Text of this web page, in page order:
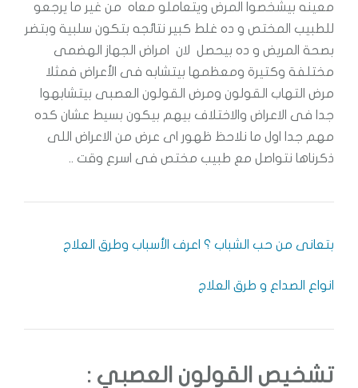
معينه بيشخصوا المرض ويتعاملو معاه من غير ما يرجعو
للطبيب المختص و ده غلط كبير نتائجه بتكون سلبية وبتضر
بصحة المريض و ده بيحصل لان امراض الجهاز الهضمى
مختلفة وكتيرة ومعظمها بيتشابه فى الأعراض فمثلا
مرض التهاب القولون ومرض القولون العصبى بيتشابهوا
جدا فى الاعراض والاختلاف بيهم بيكون بسيط عشان كده
مهم جدا اول ما نلاحظ ظهور اى عرض من الاعراض اللى
ذكرناها نتواصل مع طبيب مختص فى اسرع وقت ..
بتعانى من حب الشباب ؟ اعرف الأسباب وطرق العلاج
انواع الصداع و طرق العلاج
تشخيص القولون العصبي :